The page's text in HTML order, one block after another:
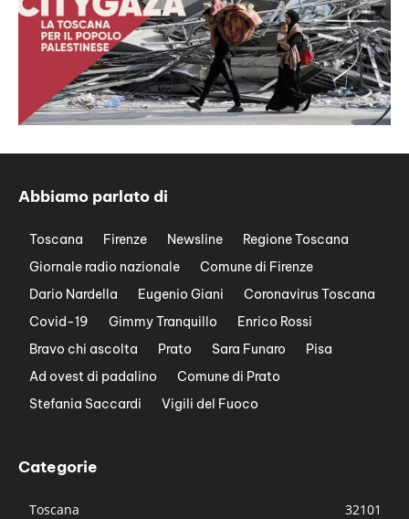
Abbiamo parlato di
Toscana Firenze Newsline
Regione Toscana
Giornale radio nazionale
Comune di Firenze
Dario Nardella
Eugenio Giani
Coronavirus Toscana
Covid-19
Gimmy Tranquillo
Enrico Rossi
Bravo chi ascolta
Prato Sara Funaro
Pisa
Ad ovest di padalino
Comune di Prato
Stefania Saccardi
Vigili del Fuoco
Categorie
Toscana
32101